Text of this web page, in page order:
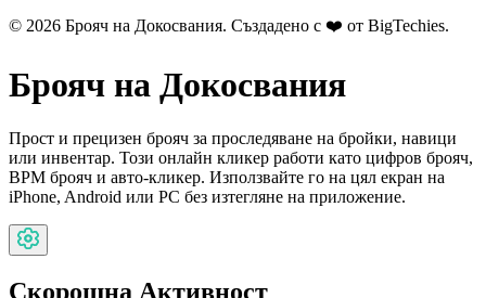
© 2026 Брояч на Докосвания. Създадено с ❤️ от BigTechies.
Брояч на Докосвания
Прост и прецизен брояч за проследяване на бройки, навици
или инвентар. Този онлайн кликер работи като цифров брояч,
BPM брояч и авто-кликер. Използвайте го на цял екран на
iPhone, Android или PC без изтегляне на приложение.
Скорошна Активност